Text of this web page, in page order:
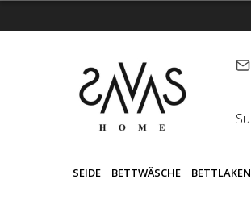
SEIDE BETTWÄSCHE BETTLAKEN